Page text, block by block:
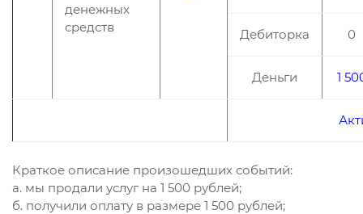
денежных
средств
Дебиторка 0
Деньги 1
Краткое описание произошедших событий:
а. мы продали услуг на 1 500 рублей;
б. получили оплату в размере 1 500 рублей;